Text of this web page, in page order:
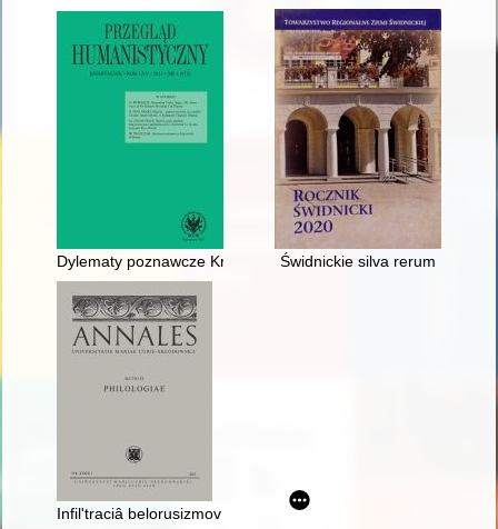
Dylematy poznawcze Krzysztofa Kolumba = Cognitive
Świdnickie silva rerum
Infil'traciâ belorusizmov i regionalizmov v pol'skoâzyčnye i